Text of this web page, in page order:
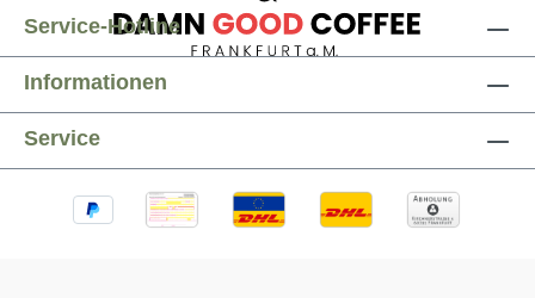
Service-Hotline
Informationen
Service